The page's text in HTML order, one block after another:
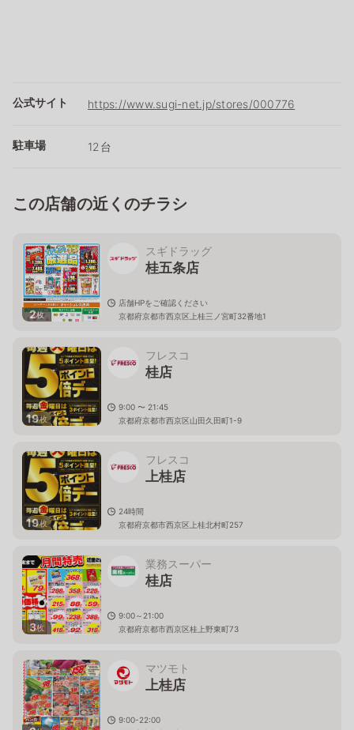
公式サイト https://www.sugi-net.jp/stores/000776
駐車場 12台
この店舗の近くのチラシ
2枚
スギドラッグ
桂五条店
店舗HPをご確認ください
京都府京都市西京区上桂三ノ宮町32番地1
19枚
フレスコ
桂店
9:00 〜 21:45
京都府京都市西京区山田久田町1-9
19枚
フレスコ
上桂店
24時間
京都府京都市西京区上桂北村町257
3枚
業務スーパー
桂店
9:00～21:00
京都府京都市西京区桂上野東町73
マツモト
上桂店
9:00-22:00